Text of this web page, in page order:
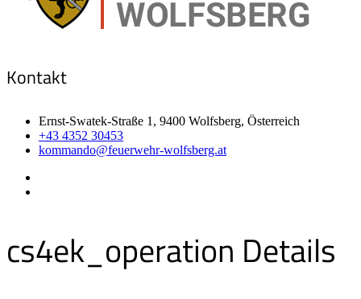
Kontakt
Ernst-Swatek-Straße 1, 9400 Wolfsberg, Österreich
+43 4352 30453
kommando@feuerwehr-wolfsberg.at
cs4ek_operation Details